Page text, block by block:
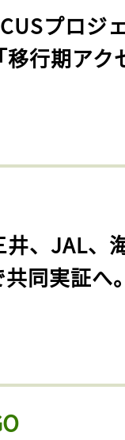
プロジ
移行期アク
井、JAL、
同実証へ
会員登録